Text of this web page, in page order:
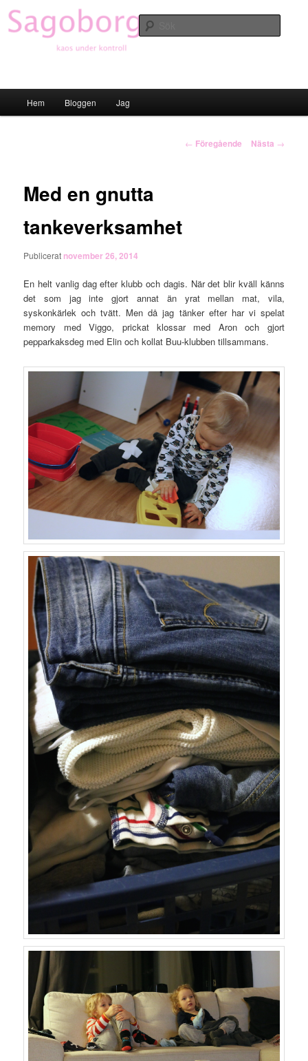
Hoppa
till
primärt
Hem Bloggen Jag
Inläggsnavigering
← Föregående Nästa →
Med en gnutta
tankeverksamhet
Publicerat november 26, 2014
En helt vanlig dag efter klubb och dagis. När det blir kväll känns
det som jag inte gjort annat än yrat mellan mat, vila,
syskonkärlek och tvätt. Men då jag tänker efter har vi spelat
memory med Viggo, prickat klossar med Aron och gjort
pepparkaksdeg med Elin och kollat Buu-klubben tillsammans.